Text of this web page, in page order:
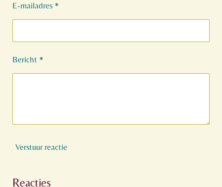
E-mailadres *
Bericht *
Verstuur reactie
Reacties